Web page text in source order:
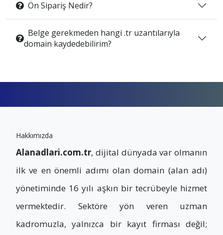
Ön Sipariş Nedir?
Belge gerekmeden hangi .tr uzantılarıyla
domain kaydedebilirim?
Hakkımızda
Alanadlari.com.tr, dijital dünyada var olmanın
ilk ve en önemli adımı olan domain (alan adı)
yönetiminde 16 yılı aşkın bir tecrübeyle hizmet
vermektedir. Sektöre yön veren uzman
kadromuzla, yalnızca bir kayıt firması değil;